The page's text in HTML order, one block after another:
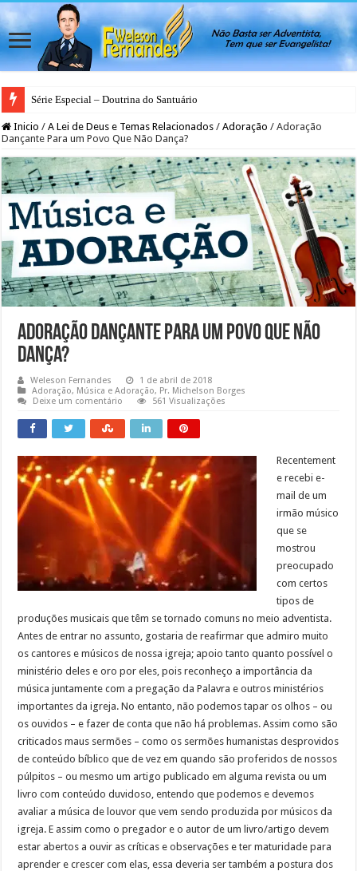
Série Especial – Doutrina do Santuário
Inicio / A Lei de Deus e Temas Relacionados / Adoração / Adoração
Dançante Para um Povo Que Não Dança?
Adoração Dançante Para um Povo Que Não
Dança?
Weleson Fernandes
1 de abril de 2018
Adoração, Música e Adoração, Pr. Michelson Borges
Deixe um comentário
561 Visualizações
Recentement
e recebi e-
mail de um
irmão músico
que se
mostrou
preocupado
com certos
tipos de
produções musicais que têm se tornado comuns no meio adventista.
Antes de entrar no assunto, gostaria de reafirmar que admiro muito
os cantores e músicos de nossa igreja; apoio tanto quanto possível o
ministério deles e oro por eles, pois reconheço a importância da
música juntamente com a pregação da Palavra e outros ministérios
importantes da igreja. No entanto, não podemos tapar os olhos – ou
os ouvidos – e fazer de conta que não há problemas. Assim como são
criticados maus sermões – como os sermões humanistas desprovidos
de conteúdo bíblico que de vez em quando são proferidos de nossos
púlpitos – ou mesmo um artigo publicado em alguma revista ou um
livro com conteúdo duvidoso, entendo que podemos e devemos
avaliar a música de louvor que vem sendo produzida por músicos da
igreja. E assim como o pregador e o autor de um livro/artigo devem
estar abertos a ouvir as críticas e observações e ter maturidade para
aprender e crescer com elas, essa deveria ser também a postura dos